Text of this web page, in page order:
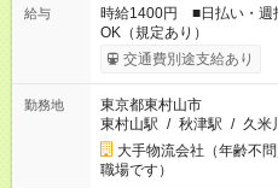
給与
時給1400円 ■日払い・週
OK（規定あり）
交通費別途支給あり
勤務地
東京都東村山市
東村山駅 / 秋津駅 / 久米
大手物流会社（年齢不
職場です）